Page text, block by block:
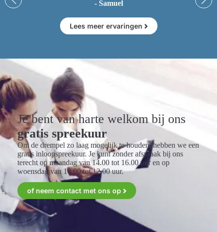
- Samuel
Lees meer ervaringen
Je bent van harte welkom bij ons
gratis spreekuur
Om de drempel zo laag mogelijk te houden, hebben we een
gratis inloopspreekuur. Je kunt zonder afspraak bij ons
terecht op maandag van 14.00 tot 16.00 uur en op
woensdag van 10.00 tot 12.00 uur.
of neem contact met ons op